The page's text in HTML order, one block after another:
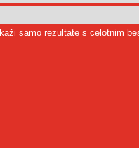
samo rezultate s celotnim